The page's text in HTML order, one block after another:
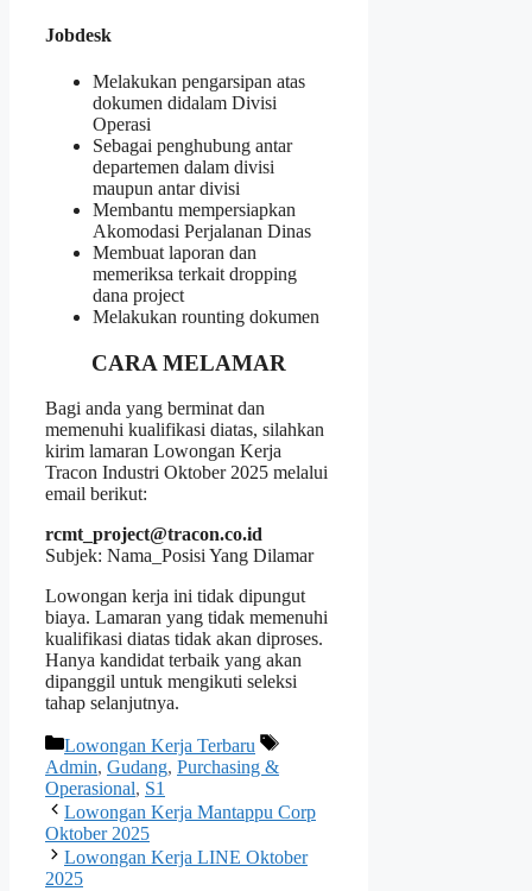
Jobdesk
Melakukan pengarsipan atas
dokumen didalam Divisi
Operasi
Sebagai penghubung antar
departemen dalam divisi
maupun antar divisi
Membantu mempersiapkan
Akomodasi Perjalanan Dinas
Membuat laporan dan
memeriksa terkait dropping
dana project
Melakukan rounting dokumen
CARA MELAMAR
Bagi anda yang berminat dan
memenuhi kualifikasi diatas, silahkan
kirim lamaran Lowongan Kerja
Tracon Industri Oktober 2025 melalui
email berikut:
rcmt_project@tracon.co.id
Subjek: Nama_Posisi Yang Dilamar
Lowongan kerja ini tidak dipungut
biaya. Lamaran yang tidak memenuhi
kualifikasi diatas tidak akan diproses.
Hanya kandidat terbaik yang akan
dipanggil untuk mengikuti seleksi
tahap selanjutnya.
Kategori
Lowongan Kerja Terbaru
Tag
Admin, Gudang, Purchasing &
Operasional, S1
Lowongan Kerja Mantappu Corp
Oktober 2025
Lowongan Kerja LINE Oktober
2025